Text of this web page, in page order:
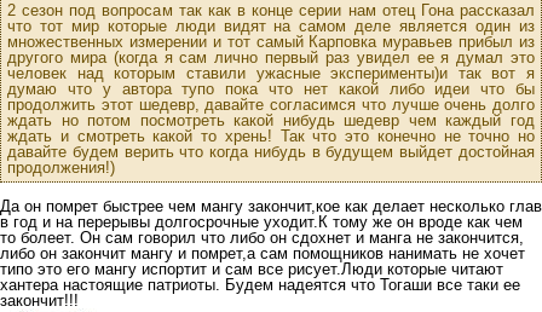
2 сезон под вопросам так как в конце серии нам отец Гона рассказал
что тот мир которые люди видят на самом деле является один из
множественных измерении и тот самый Карповка муравьев прибыл из
другого мира (когда я сам лично первый раз увидел ее я думал это
человек над которым ставили ужасные эксперименты)и так вот я
думаю что у автора тупо пока что нет какой либо идеи что бы
продолжить этот шедевр, давайте согласимся что лучше очень долго
ждать но потом посмотреть какой нибудь шедевр чем каждый год
ждать и смотреть какой то хрень! Так что это конечно не точно но
давайте будем верить что когда нибудь в будущем выйдет достойная
продолжения!)
Да он помрет быстрее чем мангу закончит,кое как делает несколько глав
в год и на перерывы долгосрочные уходит.К тому же он вроде как чем
то болеет. Он сам говорил что либо он сдохнет и манга не закончится,
либо он закончит мангу и помрет,а сам помощников нанимать не хочет
типо это его мангу испортит и сам все рисует.Люди которые читают
хантера настоящие патриоты. Будем надеятся что Тогаши все таки ее
закончит!!!